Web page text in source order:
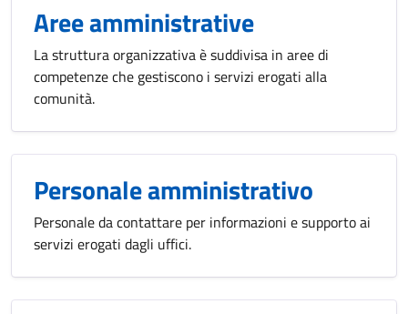
Aree amministrative
La struttura organizzativa è suddivisa in aree di
competenze che gestiscono i servizi erogati alla
comunità.
Personale amministrativo
Personale da contattare per informazioni e supporto ai
servizi erogati dagli uffici.